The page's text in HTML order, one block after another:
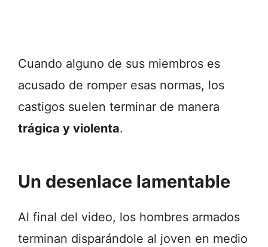
Cuando alguno de sus miembros es
acusado de romper esas normas, los
castigos suelen terminar de manera
trágica y violenta.
Un desenlace lamentable
Al final del video, los hombres armados
terminan disparándole al joven en medio